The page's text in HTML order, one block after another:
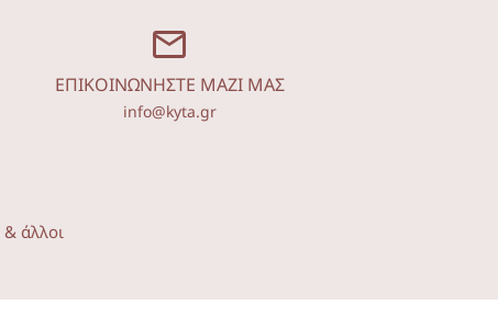
ΕΠΙΚΟΙΝΩΝΗΣΤΕ ΜΑΖΙ ΜΑΣ
info@kyta.gr
& άλλοι